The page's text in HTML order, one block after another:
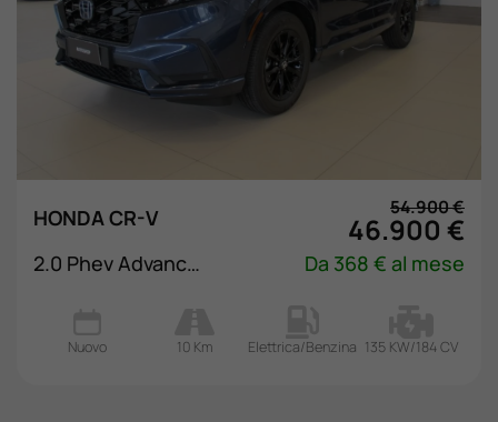
Assistenza
Valuta Il Tuo Usato
Mondo Honda
HONDA CR-V 54.900 €
46.900 €
2.0 Phev Advance Tech Da 368 € al mese
Nuovo 10 Km Elettrica/Benzina 135 KW/184 CV